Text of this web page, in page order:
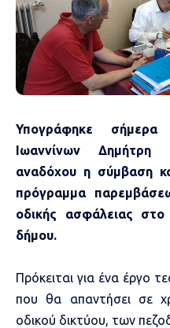
Υπογράφηκε
Ιωαννίνων Δημήτρη
αναδόχου η σύμβαση
πρόγραμμα
οδικής ασφάλειας
δήμου.
Πρόκειται για ένα έργο
που θα απαντήσει σε
οδικού δικτύου, των